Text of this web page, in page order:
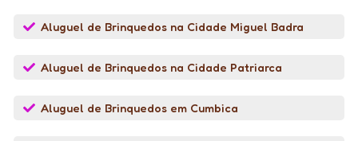
Aluguel de Brinquedos na Cidade Miguel Badra
Aluguel de Brinquedos na Cidade Patriarca
Aluguel de Brinquedos em Cumbica